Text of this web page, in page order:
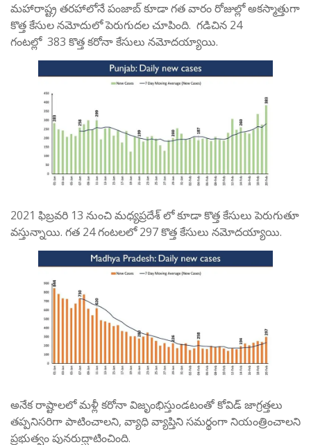
మహారాష్ట్ర తరహాలోనే పంజాబ్ కూడా గత వారం రోజుల్లో అకస్మాత్తుగా
కొత్త కేసుల నమోదులో పెరుగుదల చూపింది. గడిచిన 24
గంటల్లో 383 కొత్త కరోనా కేసులు నమోదయ్యాయి.
2021 ఫిబ్రవరి 13 నుంచి మధ్యప్రదేశ్ లో కూడా కొత్త కేసులు పెరుగుతూ
వస్తున్నాయి. గత 24 గంటలలో 297 కొత్త కేసులు నమోదయ్యాయి.
అనేక రాష్టాలలో మళ్లీ కరోనా విజృంభిస్తుండటంతో కోవిడ్ జాగ్రత్తలు
తప్పనిసరిగా పాటించాలని, వ్యాధి వ్యాప్తిని సమర్థంగా నియంత్రించాలని
ప్రభుత్వం పునరుద్ఘాటించింది.